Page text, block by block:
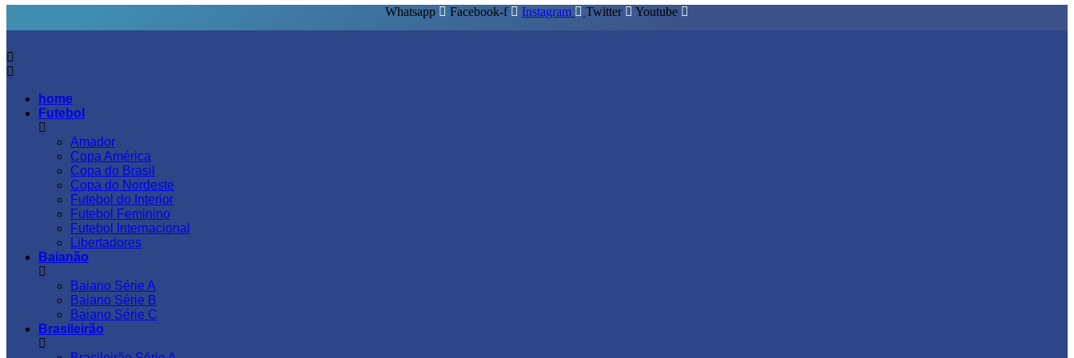
Whatsapp Facebook-f Instagram Twitter Youtube
home
Futebol
Amador
Copa América
Copa do Brasil
Copa do Nordeste
Futebol do Interior
Futebol Feminino
Futebol Internacional
Libertadores
Baianão
Baiano Série A
Baiano Série B
Baiano Série C
Brasileirão